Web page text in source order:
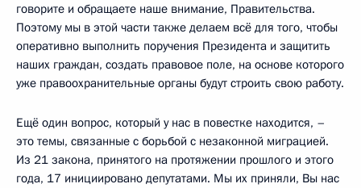
говорите и обращаете наше внимание, Правительства.
Поэтому мы в этой части также делаем всё для того, чтобы
оперативно выполнить поручения Президента и защитить
наших граждан, создать правовое поле, на основе которого
уже правоохранительные органы будут строить свою работу.
Ещё один вопрос, который у нас в повестке находится, –
это темы, связанные с борьбой с незаконной миграцией.
Из 21 закона, принятого на протяжении прошлого и этого
года, 17 инициировано депутатами. Мы их приняли, Вы нас